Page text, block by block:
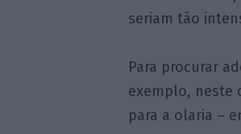
seriam tão
Para procurar
exemplo, neste
para a olaria –